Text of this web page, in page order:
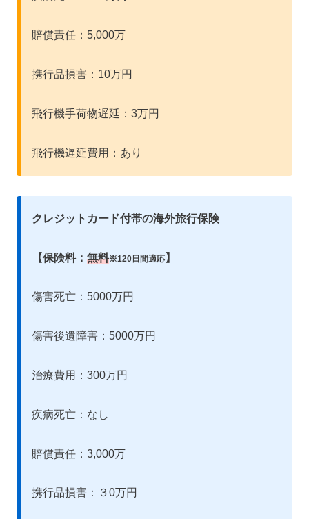
賠償責任：5,000万
携行品損害：10万円
飛行機手荷物遅延：3万円
飛行機遅延費用：あり
クレジットカード付帯の海外旅行保険
【保険料：無料※120日間適応 】
傷害死亡：5000万円
傷害後遺障害：5000万円
治療費用：300万円
疾病死亡：なし
賠償責任：3,000万
携行品損害：３0万円